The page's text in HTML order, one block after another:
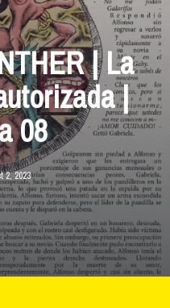
| La
|
08
2, 2023